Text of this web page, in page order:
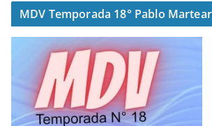
MDV Temporada 18° Pablo